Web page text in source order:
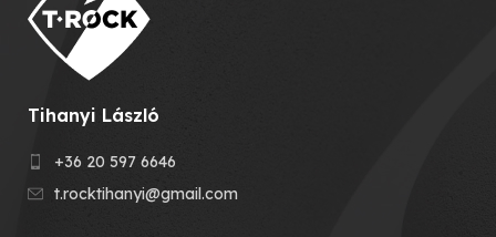
Tihanyi László
+36 20 597 6646
t.rocktihanyi@gmail.com